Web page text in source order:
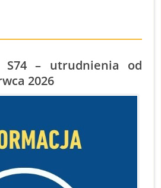
S74 – utrudnienia od
2026